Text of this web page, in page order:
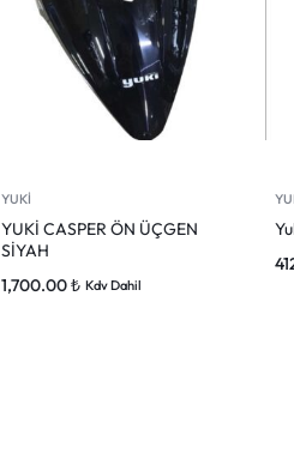
YUKİ
YUKİ CASPER ÖN ÜÇGEN
SİYAH
1,700.00₺ Kdv Dahil